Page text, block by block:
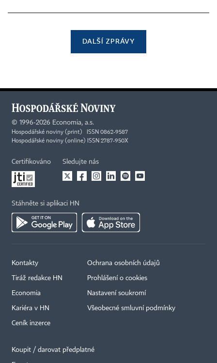
DALŠÍ ZPRÁVY
© 1996-2026 Economia, a.s.
Hospodářské noviny (print) ISSN 0862-9587
Hospodářské noviny (online) ISSN 2787-950X
Certifikováno Sledujte nás
Stáhněte si aplikaci HN
Kontakty
Tiráž redakce HN
Economia
Kariéra v HN
Ceník inzerce
Ochrana osobních údajů
Prohlášení o cookies
Nastavení soukromí
Všeobecné smluvní podmínky
Koupit / darovat předplatné